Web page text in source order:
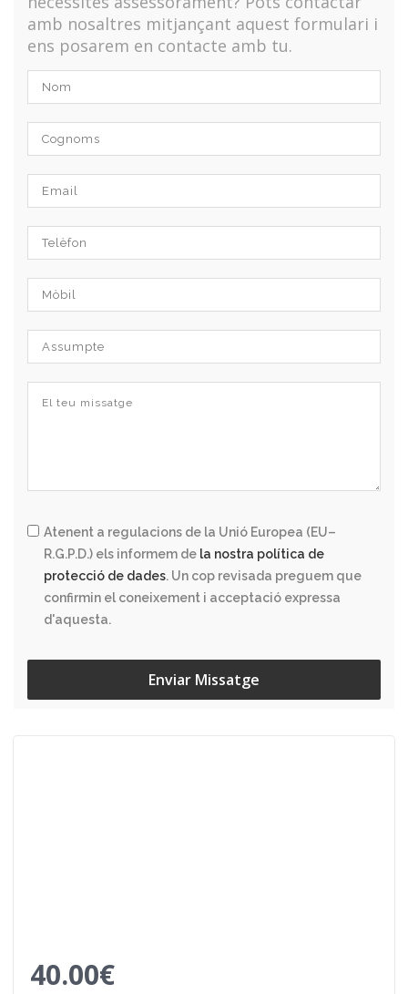
amb nosaltres mitjançant aquest formulari i
ens posarem en contacte amb tu.
Atenent a regulacions de la Unió Europea (EU–
R.G.P.D.) els informem de la nostra política de
protecció de dades. Un cop revisada preguem que
confirmin el coneixement i acceptació expressa
d'aquesta.
Enviar Missatge
40.00€